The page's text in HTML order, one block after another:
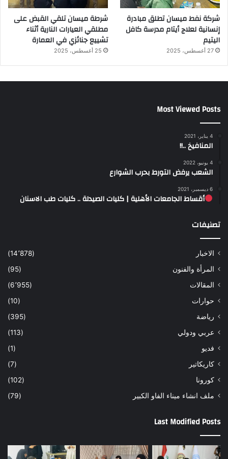
شركة نفط ميسان تطلق مبادرة
إنسانية لعلاج أيتام مدرسة كافل
اليتيم
27 أغسطس، 2025
شرطة ميسان تلقي القبض على
مطلقي العيارات النارية أثناء
تشييع جنائزي في العمارة
25 أغسطس، 2025
Most Viewed Posts
4 يناير، 2021
المنافيخ ..!!
4 يونيو، 2022
الشعب يرفض التورط بحرب الشوارع
6 ديسمبر، 2021
أقساط الجامعات الأهلية | كليات الصيدلة .. كليات طب الاسنان
تصنيفات
الاخبار
(14٬878)
المرأة والفنون
(95)
المقالات
(6٬955)
حوارات
(10)
رياضة
(395)
عربي ودولي
(113)
فديو
(1)
كاريكاتير
(7)
كورونا
(102)
ملف انشاء ميناء الفاو الكبير
(79)
Last Modified Posts